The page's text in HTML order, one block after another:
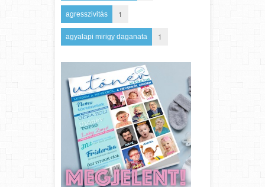
agresszivitás 1
agyalapi mirigy daganata 1